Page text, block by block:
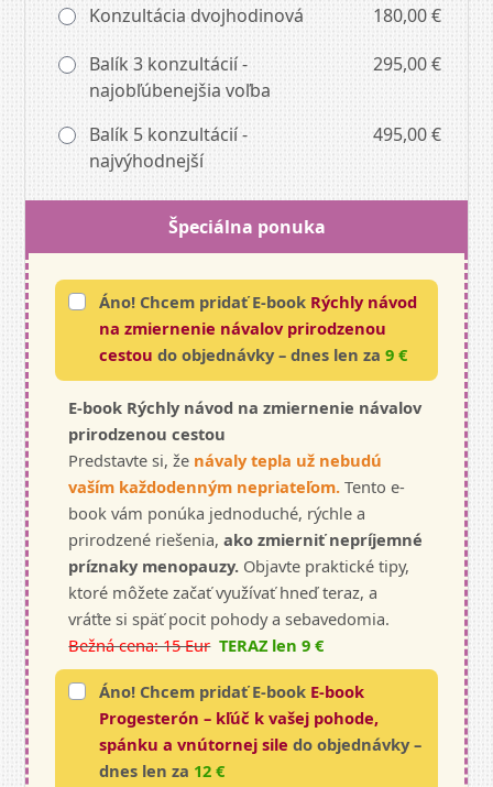
Konzultácia dvojhodinová
180,00 €
Balík 3 konzultácií -
najobľúbenejšia voľba
295,00 €
Balík 5 konzultácií -
najvýhodnejší
495,00 €
Špeciálna ponuka
Áno! Chcem pridať E-book Rýchly návod
na zmiernenie návalov prirodzenou
cestou do objednávky – dnes len za9 €
E-book Rýchly návod na zmiernenie návalov
prirodzenou cestou
Predstavte si, že návaly tepla už nebudú
vaším každodenným nepriateľom. Tento e-
book vám ponúka jednoduché, rýchle a
prirodzené riešenia,ako zmierniť nepríjemné
príznaky menopauzy. Objavte praktické tipy,
ktoré môžete začať využívať hneď teraz, a
vráťte si späť pocit pohody a sebavedomia.
Bežná cena: 15 Eur TERAZ len 9 €
Áno! Chcem pridať E-book E-book
Progesterón – kľúč k vašej pohode,
spánku a vnútornej sile do objednávky –
dnes len za 12 €